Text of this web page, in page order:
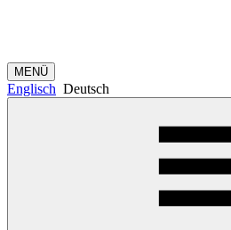
MENÜ
Englisch Deutsch